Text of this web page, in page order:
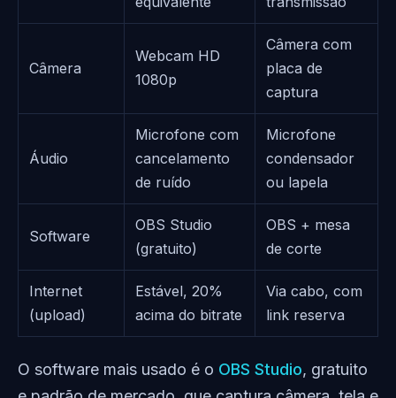
Câmera
Webcam HD
1080p
Câmera com
placa de
captura
Áudio
Microfone com
cancelamento
de ruído
Microfone
condensador
ou lapela
Software
OBS Studio
(gratuito)
OBS + mesa
de corte
Internet
(upload)
Estável, 20%
acima do bitrate
Via cabo, com
link reserva
O software mais usado é o OBS Studio, gratuito